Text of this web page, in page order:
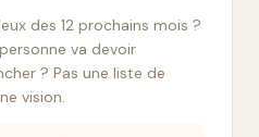
des 12 prochains mois ?
va devoir
? Pas une liste de
vision.